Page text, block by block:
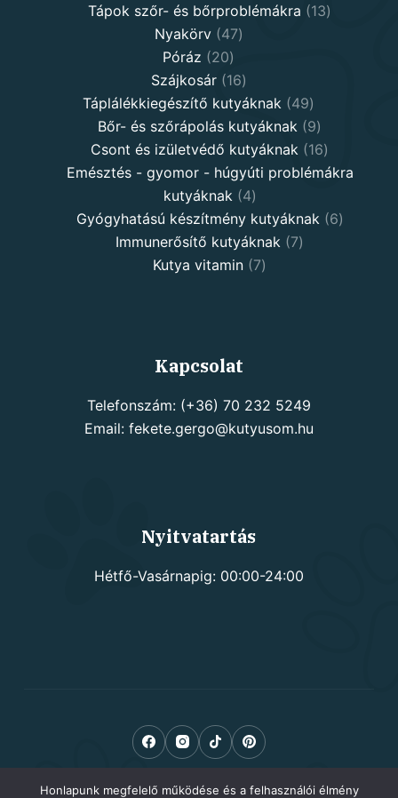
Tápok szőr- és bőrproblémákra 1313
Nyakörv 4747
Póráz 2020
products
Szájkosár 1616
products
Táplálékkiegészítő kutyáknak 4949
products
Bőr- és szőrápolás kutyáknak 99
products
Csont és izületvédő kutyáknak 1616
products
Emésztés - gyomor - húgyúti problémákra
kutyáknak
44
products
Gyógyhatású készítmény kutyáknak 66
Immunerősítő kutyáknak 77
Kutya vitamin 77
Kapcsolat
Telefonszám: (+36) 70 232 5249
Email: fekete.gergo@kutyusom.hu
Nyitvatartás
Hétfő-Vasárnapig: 00:00-24:00
Honlapunk megfelelő működése és a felhasználói élmény